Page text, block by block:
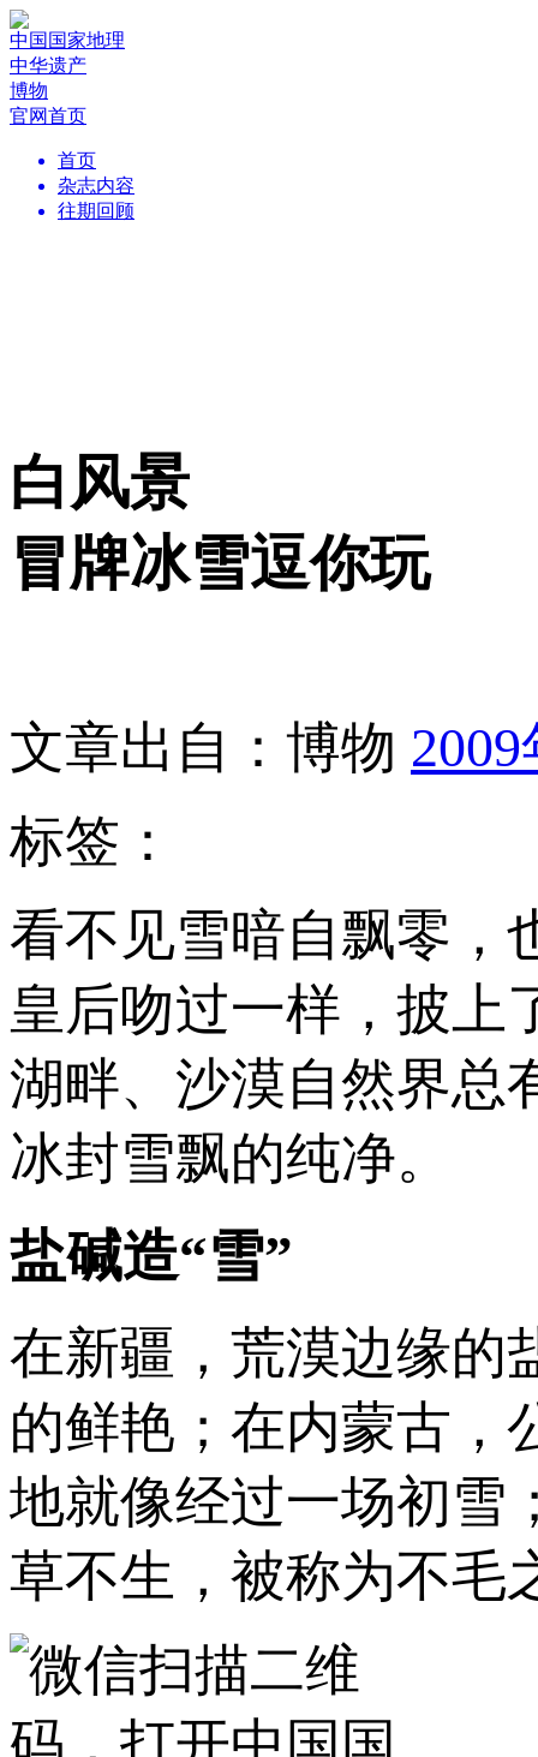
中国国家地理
中华遗产
博物
官网首页
首页
杂志内容
往期回顾
白风景
冒牌冰雪逗你玩
文章出自：博物
标签：
看不见雪暗自飘零，
皇后吻过一样，披上
湖畔、沙漠自然界总
冰封雪飘的纯净。
盐碱造“雪”
在新疆，荒漠边缘的
的鲜艳；在内蒙古，
地就像经过一场初雪
草不生，被称为不毛